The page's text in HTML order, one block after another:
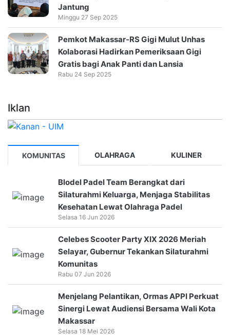
Jantung
Minggu 27 Sep 2025
Pemkot Makassar-RS Gigi Mulut Unhas
Kolaborasi Hadirkan Pemeriksaan Gigi
Gratis bagi Anak Panti dan Lansia
Rabu 24 Sep 2025
Iklan
KOMUNITAS OLAHRAGA KULINER
Blodel Padel Team Berangkat dari
Silaturahmi Keluarga, Menjaga Stabilitas
Kesehatan Lewat Olahraga Padel
Selasa 16 Jun 2026
Celebes Scooter Party XIX 2026 Meriah
Selayar, Gubernur Tekankan Silaturahmi
Komunitas
Rabu 07 Jun 2026
Menjelang Pelantikan, Ormas APPI Perkuat
Sinergi Lewat Audiensi Bersama Wali Kota
Makassar
Selasa 18 Mei 2026